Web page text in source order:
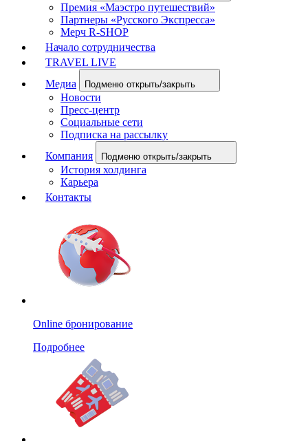
Премия «Маэстро путешествий»
Партнеры «Русского Экспресса»
Мерч R-SHOP
Начало сотрудничества
TRAVEL LIVE
Медиа
Подменю открыть/закрыть
Новости
Пресс-центр
Социальные сети
Подписка на рассылку
Компания
Подменю открыть/закрыть
История холдинга
Карьера
Контакты
Online бронирование
Подробнее